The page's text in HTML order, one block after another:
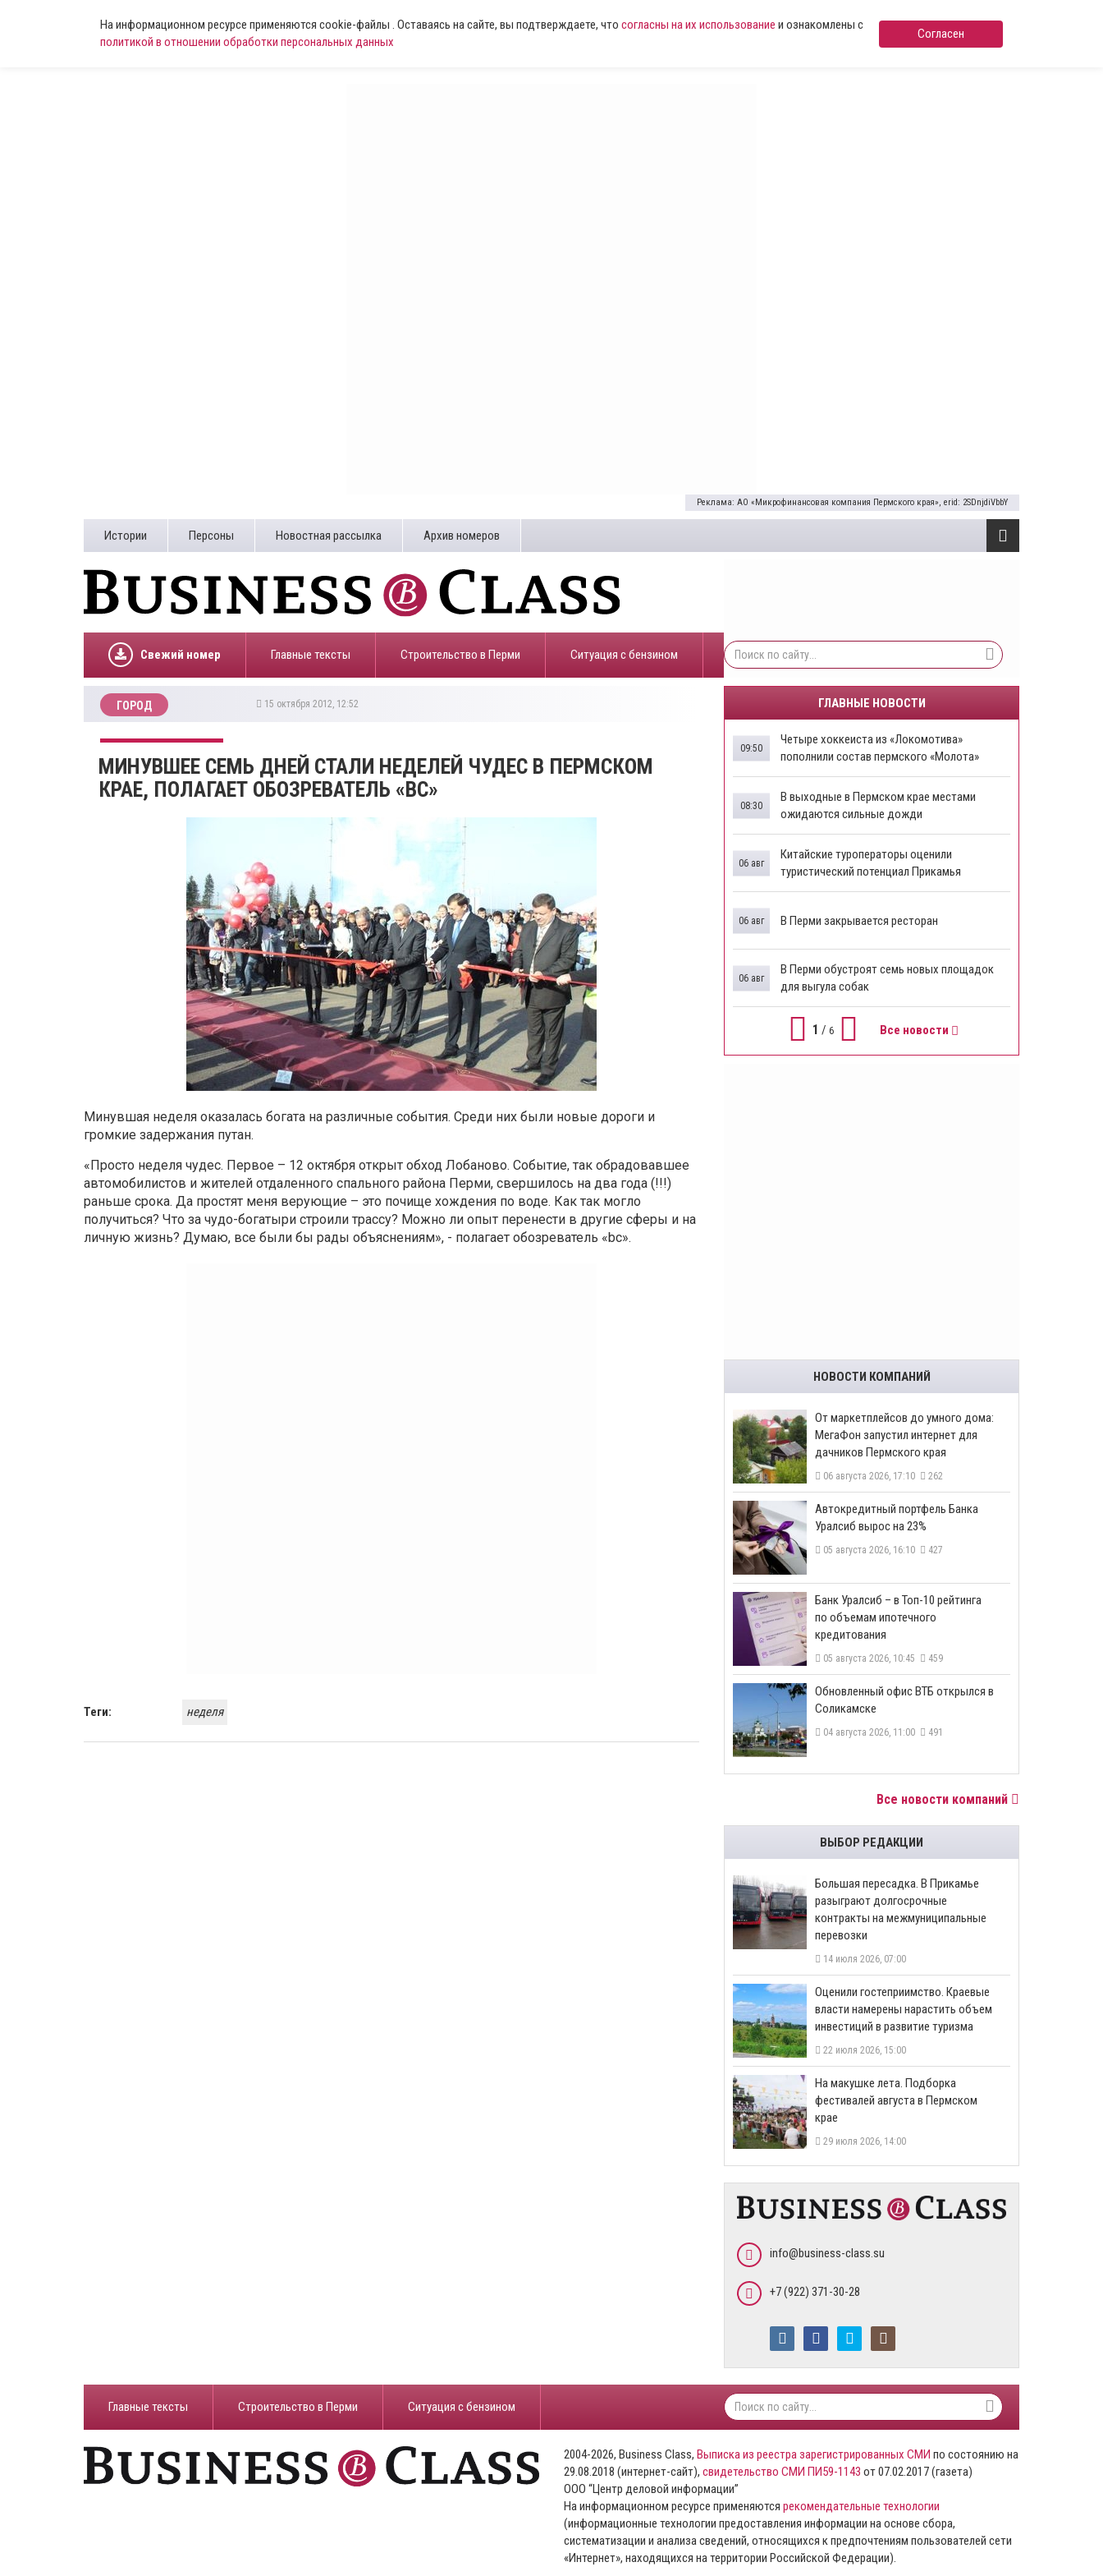
На информационном ресурсе применяются cookie-файлы . Оставаясь на сайте, вы подтверждаете, что согласны на их использование и ознакомлены с
политикой в отношении обработки персональных данных
Согласен
Реклама: АО «Микрофинансовая компания Пермского края», erid: 2SDnjdiVbbY
Истории Персоны Новостная рассылка Архив номеров
Свежий номер Главные тексты Строительство в Перми ​Ситуация с бензином
ГОРОД 15 октября 2012, 12:52
МИНУВШЕЕ СЕМЬ ДНЕЙ СТАЛИ НЕДЕЛЕЙ ЧУДЕС В ПЕРМСКОМ
КРАЕ, ПОЛАГАЕТ ОБОЗРЕВАТЕЛЬ «BC»
Минувшая неделя оказалась богата на различные события. Среди них были новые дороги и
громкие задержания путан.
«Просто неделя чудес. Первое – 12 октября открыт обход Лобаново. Событие, так обрадовавшее
автомобилистов и жителей отдаленного спального района Перми, свершилось на два года (!!!)
раньше срока. Да простят меня верующие – это почище хождения по воде. Как так могло
получиться? Что за чудо-богатыри строили трассу? Можно ли опыт перенести в другие сферы и на
личную жизнь? Думаю, все были бы рады объяснениям», - полагает обозреватель «bc».
Теги: неделя
ГЛАВНЫЕ НОВОСТИ
Четыре хоккеиста из «Локомотива»
пополнили состав пермского «Молота»
09:50
В выходные в Пермском крае местами
ожидаются сильные дожди
08:30
Китайские туроператоры оценили
туристический потенциал Прикамья
06 авг
В Перми закрывается ресторан
06 авг
​В Перми обустроят семь новых площадок
для выгула собак
06 авг
1 / 6 Все новости
НОВОСТИ КОМПАНИЙ
От маркетплейсов до умного дома:
МегаФон запустил интернет для
дачников Пермского края
06 августа 2026, 17:10 262
​Автокредитный портфель Банка
Уралсиб вырос на 23%
05 августа 2026, 16:10 427
​Банк Уралсиб – в Топ-10 рейтинга
по объемам ипотечного
кредитования
05 августа 2026, 10:45 459
​Обновленный офис ВТБ открылся в
Соликамске
04 августа 2026, 11:00 491
Все новости компаний
ВЫБОР РЕДАКЦИИ
Большая пересадка. В Прикамье
разыграют долгосрочные
контракты на межмуниципальные
перевозки
14 июля 2026, 07:00
Оценили гостеприимство. Краевые
власти намерены нарастить объем
инвестиций в развитие туризма
22 июля 2026, 15:00
На макушке лета. Подборка
фестивалей августа в Пермском
крае
29 июля 2026, 14:00
info@business-class.su
+7 (922) 371-30-28
Главные тексты Строительство в Перми ​Ситуация с бензином
2004-2026, Business Class, Выписка из реестра зарегистрированных СМИ по состоянию на
29.08.2018 (интернет-сайт), свидетельство СМИ ПИ59-1143 от 07.02.2017 (газета)
ООО “Центр деловой информации”
На информационном ресурсе применяются рекомендательные технологии
(информационные технологии предоставления информации на основе сбора,
систематизации и анализа сведений, относящихся к предпочтениям пользователей сети
«Интернет», находящихся на территории Российской Федерации).